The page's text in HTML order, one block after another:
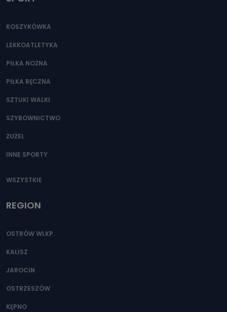
KOSZYKÓWKA
LEKKOATLETYKA
PIŁKA NOŻNA
PIŁKA RĘCZNA
SZTUKI WALKI
SZYBOWNICTWO
ŻUŻEL
INNE SPORTY
WSZYSTKIE
REGION
OSTRÓW WLKP.
KALISZ
JAROCIN
OSTRZESZÓW
KĘPNO